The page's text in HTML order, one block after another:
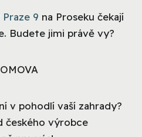
Praze 9 na Proseku čekají
Budete jimi právě vy?
v pohodlí vaší zahrady?
českého výrobce